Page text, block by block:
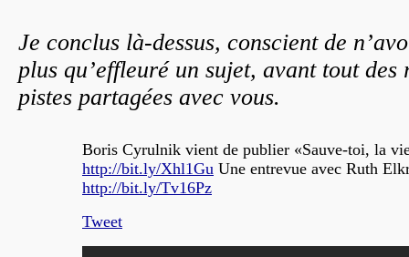
Je conclus là-dessus, conscient de
plus qu’effleuré un sujet, avant tout des
pistes partagées avec vous.
Boris Cyrulnik vient de publier «Sauve-toi, la
http://bit.ly/Xhl1Gu Une entrevue avec Ruth
http://bit.ly/Tv16Pz
Tweet